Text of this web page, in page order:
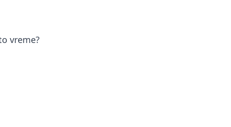
vreme?